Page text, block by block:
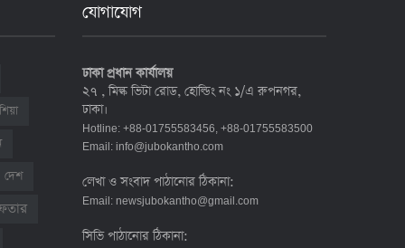
২৪ ঘণ্টায় করোনায় আরও ৪ জনের মৃত্যু,
দেশে করোনায় মৃত্যু ও শনাক্ত কমেছে
৬ জুলাই ২০২২, ১৯:০২
৯৯৮
দেশ
যোগাযোগ
ঢাকা প্রধান কার্যালয়
২৭ , মিল্ক ভিটা রোড, হোল্ডিং নং ১/এ রুপনগর,
ঢাকা।
Hotline: +88-01755583456, +88-01755583500
Email: info@jubokantho.com
লেখা ও সংবাদ পাঠানোর ঠিকানা:
Email: newsjubokantho@gmail.com
সিভি পাঠানোর ঠিকানা: